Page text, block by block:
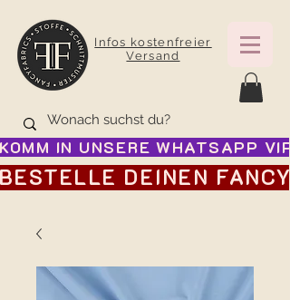
Infos kostenfreier
Versand
KOMM IN UNSERE WHATSAPP
BESTELLE DEINEN